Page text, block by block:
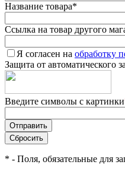
Название товара*
Ссылка на товар другого
Я согласен на обработку
Защита от автоматического
Введите символы с картинки
* - Поля, обязательные для